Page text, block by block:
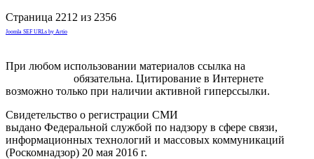
Страница 2212 из 2356
Joomla SEF URLs by Artio
При любом использовании материалов ссылка на
обязательна. Цитирование в Интернете
возможно только при наличии активной гиперссылки.
Свидетельство о регистрации СМИ
выдано Федеральной службой по надзору в сфере связи,
информационных технологий и массовых коммуникаций
(Роскомнадзор) 20 мая 2016 г.